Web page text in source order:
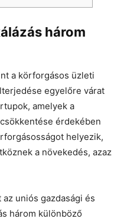
három
a körforgásos üzleti
egyelőre várat
amelyek a
érdekében
helyezik,
a növekedés, azaz
uniós gazdasági és
három különböző
Mr wAIste